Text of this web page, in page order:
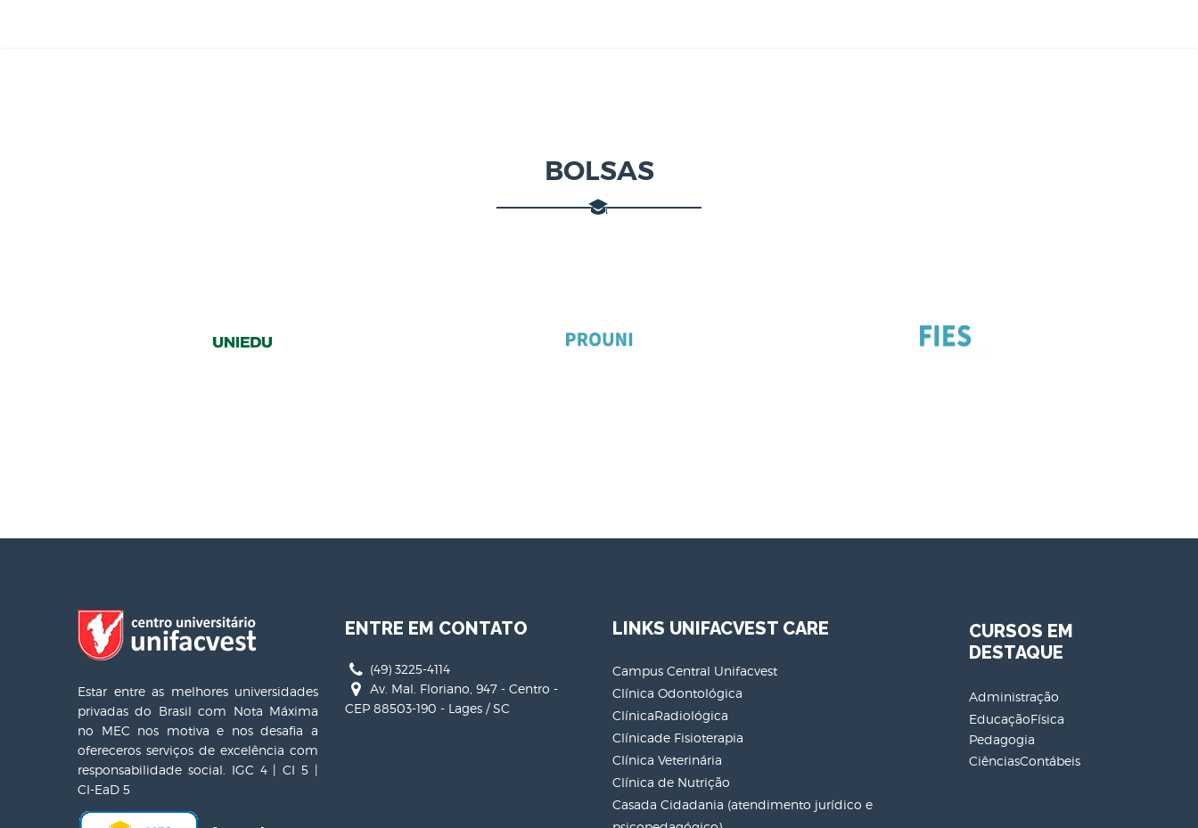
BOLSAS
Estar entre as melhores universidades
privadas do Brasil com Nota Máxima
no MEC nos motiva e nos desafia a
ofereceros serviços de excelência com
responsabilidade social. IGC 4 | CI 5 |
CI-EaD 5
ENTRE EM CONTATO
(49) 3225-4114
Av. Mal. Floriano, 947 - Centro -
CEP 88503-190 - Lages / SC
LINKS UNIFACVEST CARE
Campus Central Unifacvest
Clínica Odontológica
ClínicaRadiológica
Clínicade Fisioterapia
Clínica Veterinária
Clínica de Nutrição
Casada Cidadania (atendimento jurídico e
CURSOS EM
DESTAQUE
Administração
EducaçãoFísica
Pedagogia
CiênciasContábeis